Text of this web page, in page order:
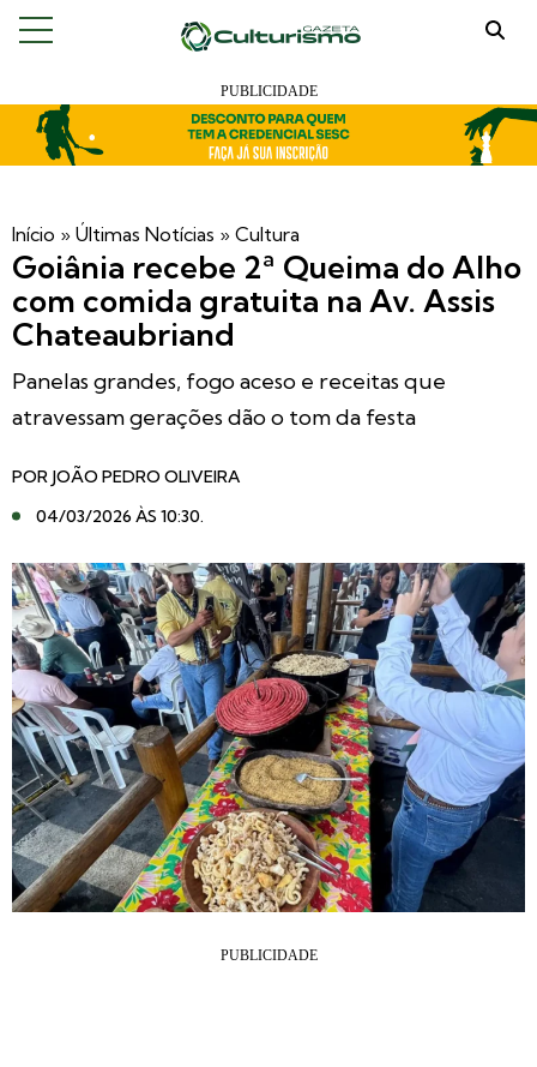
Início » Últimas Notícias » Cultura
Goiânia recebe 2ª Queima do Alho
com comida gratuita na Av. Assis
Chateaubriand
Panelas grandes, fogo aceso e receitas que
atravessam gerações dão o tom da festa
POR JOÃO PEDRO OLIVEIRA
04/03/2026 ÀS 10:30.